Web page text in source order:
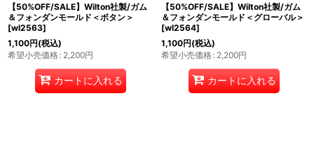
【50%OFF/SALE】Wilton社製/ガム
＆フォンダンモールド＜ボタン＞
[wl2563]
1,100円(税込)
希望小売価格: 2,200円
カートに入れる
【50%OFF/SALE】Wilton社製/ガム
＆フォンダンモールド＜グローバル＞
[wl2564]
1,100円(税込)
希望小売価格: 2,200円
カートに入れる